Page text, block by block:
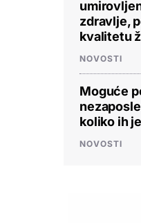
zdravlje,
kvalitetu
NOVOSTI
Moguće
koliko ih
NOVOSTI